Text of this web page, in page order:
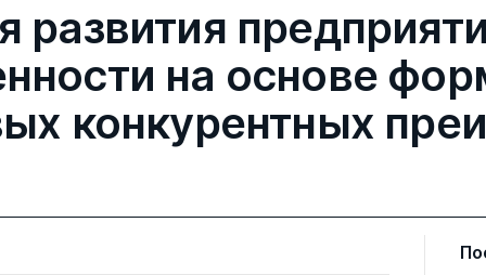
развития
на основе
конкурентных